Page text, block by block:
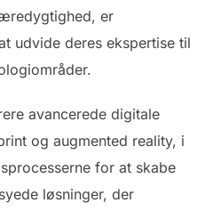
er
udvide deres ekspertise til
avancerede digitale
og augmented reality, i
for at skabe
løsninger, der